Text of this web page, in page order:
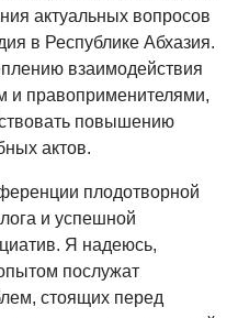
актуальных вопросов
в Республике Абхазия.
взаимодействия
и правоприменителями,
повышению
актов.
плодотворной
и успешной
Я надеюсь,
послужат
стоящих перед